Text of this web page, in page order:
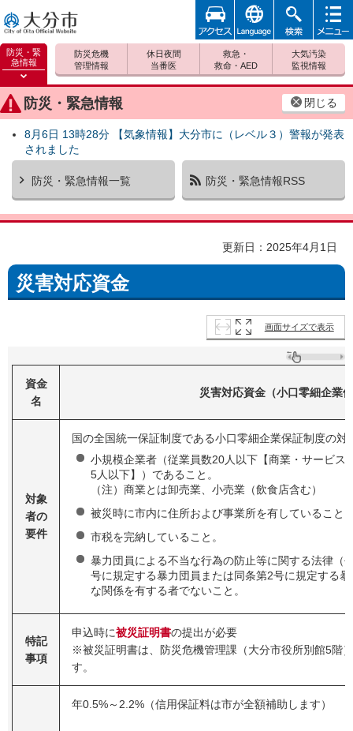
大分市
防災・緊
急情報
防災緊
急情報
を開く
防災・緊急情報 閉じる
8月6日 13時28分 【気象情報】大分市に（レベル３）警報が発表
されました
防災・緊急情報一覧 防災・緊急情報RSS
防災危機
管理情報
休日夜間
当番医
救急・
救命・AED
大気汚染
監視情報
アクセ
ス
foreign 検索
メニュ
更新日：2025年4月1日
災害対応資金
画面サイズで表示
資金
名
災害対応資金（小口零細企業
対象
者の
要件
国の全国統一保証制度である小口零細企業保証制度の対
小規模企業者（従業員数20人以下【商業・サービス
5人以下】）であること。
（注）商業とは卸売業、小売業（飲食店含む）
被災時に市内に住所および事業所を有していること
市税を完納していること。
暴力団員による不当な行為の防止等に関する法律（
号に規定する暴力団員または同条第2号に規定する
な関係を有する者でないこと。
特記
事項
申込時に被災証明書の提出が必要
※被災証明書は、防災危機管理課（大分市役所別館5階
す。
年0.5%～2.2%（信用保証料は市が全額補助します）